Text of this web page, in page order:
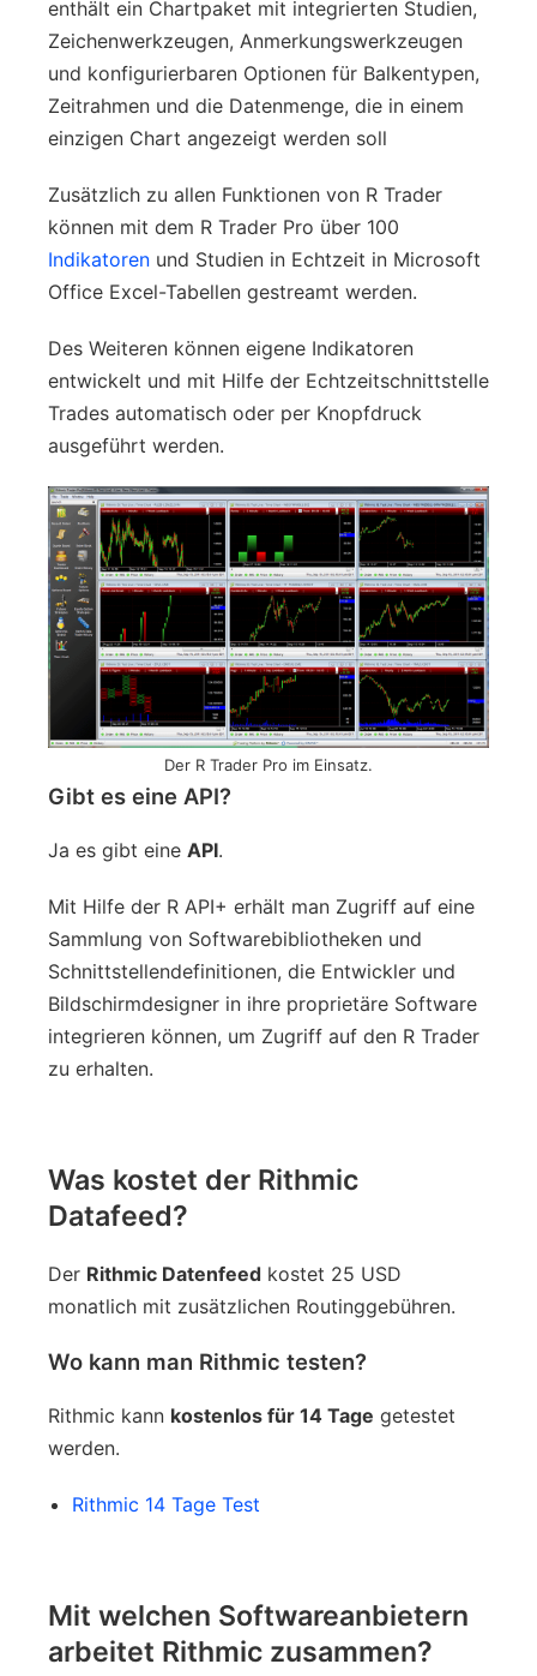
enthält ein Chartpaket mit integrierten Studien,
Zeichenwerkzeugen, Anmerkungswerkzeugen
und konfigurierbaren Optionen für Balkentypen,
Zeitrahmen und die Datenmenge, die in einem
einzigen Chart angezeigt werden soll
Zusätzlich zu allen Funktionen von R Trader
können mit dem R Trader Pro über 100
Indikatoren und Studien in Echtzeit in Microsoft
Office Excel-Tabellen gestreamt werden.
Des Weiteren können eigene Indikatoren
entwickelt und mit Hilfe der Echtzeitschnittstelle
Trades automatisch oder per Knopfdruck
ausgeführt werden.
Der R Trader Pro im Einsatz.
Gibt es eine API?
Ja es gibt eine API.
Mit Hilfe der R API+ erhält man Zugriff auf eine
Sammlung von Softwarebibliotheken und
Schnittstellendefinitionen, die Entwickler und
Bildschirmdesigner in ihre proprietäre Software
integrieren können, um Zugriff auf den R Trader
zu erhalten.
Was kostet der Rithmic
Datafeed?
Der Rithmic Datenfeed kostet 25 USD
monatlich mit zusätzlichen Routinggebühren.
Wo kann man Rithmic testen?
Rithmic kann kostenlos für 14 Tage getestet
werden.
Rithmic 14 Tage Test
Mit welchen Softwareanbietern
arbeitet Rithmic zusammen?